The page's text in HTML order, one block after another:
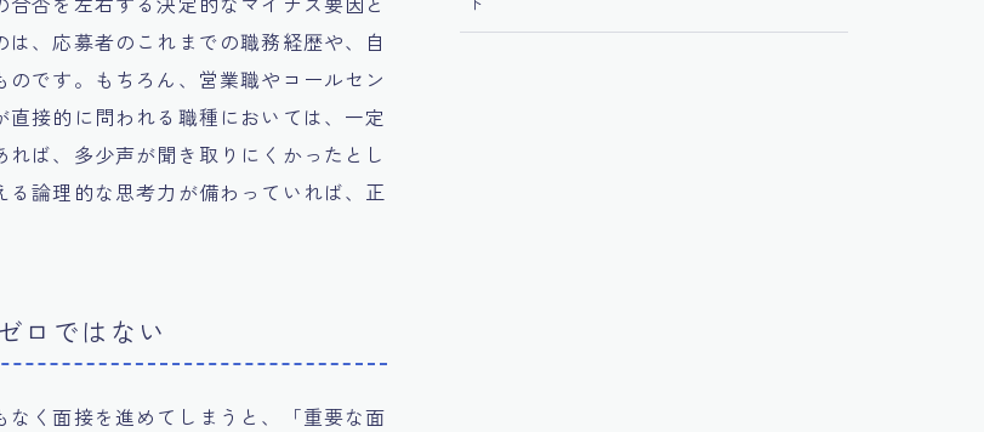
、応募者のこれまでの職務経歴や、自
です。もちろん、営業職やコールセン
接的に問われる職種においては、一定
ば、多少声が聞き取りにくかったとし
論理的な思考力が備わっていれば、正
ロではない
く面接を進めてしまうと、「重要な面